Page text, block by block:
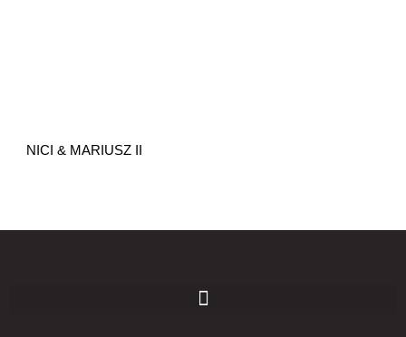
NICI & MARIUSZ II